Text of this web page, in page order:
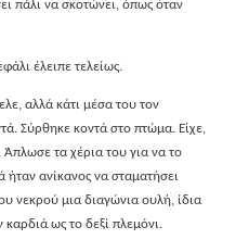
πάλι να σκοτώνει, όπως όταν
έλειπε τελείως.
αλλά κάτι μέσα του τον
Σύρθηκε κοντά στο πτώμα. Είχε,
τα χέρια του για να το
ήταν ανίκανος να σταματήσει
νεκρού μια διαγώνια ουλή, ίδια
ως το δεξί πλεμόνι.